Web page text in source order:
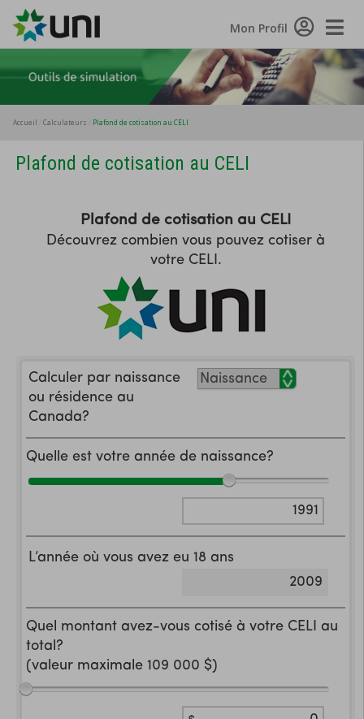
Toggle
Mon Profil
Accueil Calculateurs Plafond de cotisation au CELI
Plafond de cotisation au CELI